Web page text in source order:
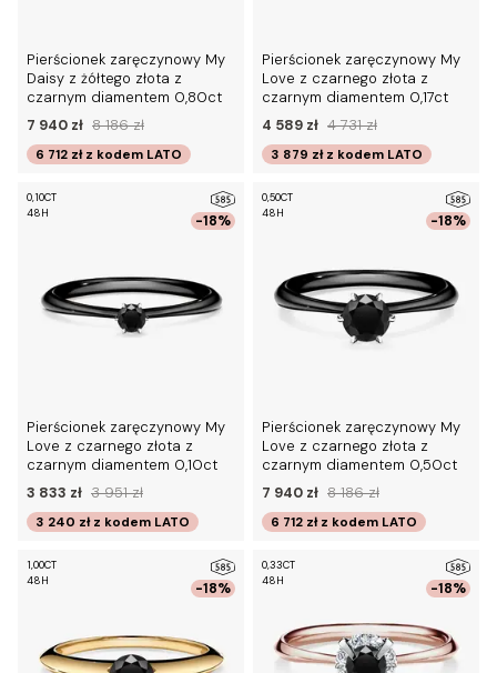
Pierścionek zaręczynowy My
Daisy z żółtego złota z
czarnym diamentem 0,80ct
7 940 zł 8 186 zł
6 712 zł z kodem LATO
Pierścionek zaręczynowy My
Love z czarnego złota z
czarnym diamentem 0,17ct
4 589 zł 4 731 zł
3 879 zł z kodem LATO
-18%
0,10CT
48H
Pierścionek zaręczynowy My
Love z czarnego złota z
czarnym diamentem 0,10ct
3 833 zł 3 951 zł
3 240 zł z kodem LATO
-18%
0,50CT
48H
Pierścionek zaręczynowy My
Love z czarnego złota z
czarnym diamentem 0,50ct
7 940 zł 8 186 zł
6 712 zł z kodem LATO
-18%
1,00CT
48H
-18%
0,33CT
48H